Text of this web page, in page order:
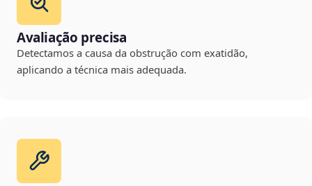
Avaliação precisa
Detectamos a causa da obstrução com exatidão,
aplicando a técnica mais adequada.